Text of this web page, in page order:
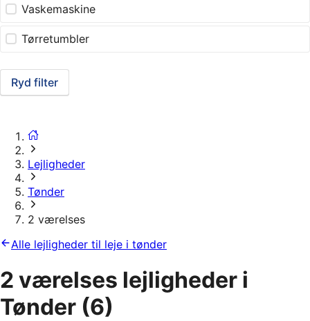
Vaskemaskine
Tørretumbler
Ryd filter
Lejligheder
Tønder
2 værelses
Alle lejligheder til leje i tønder
2 værelses lejligheder i
Tønder (6)